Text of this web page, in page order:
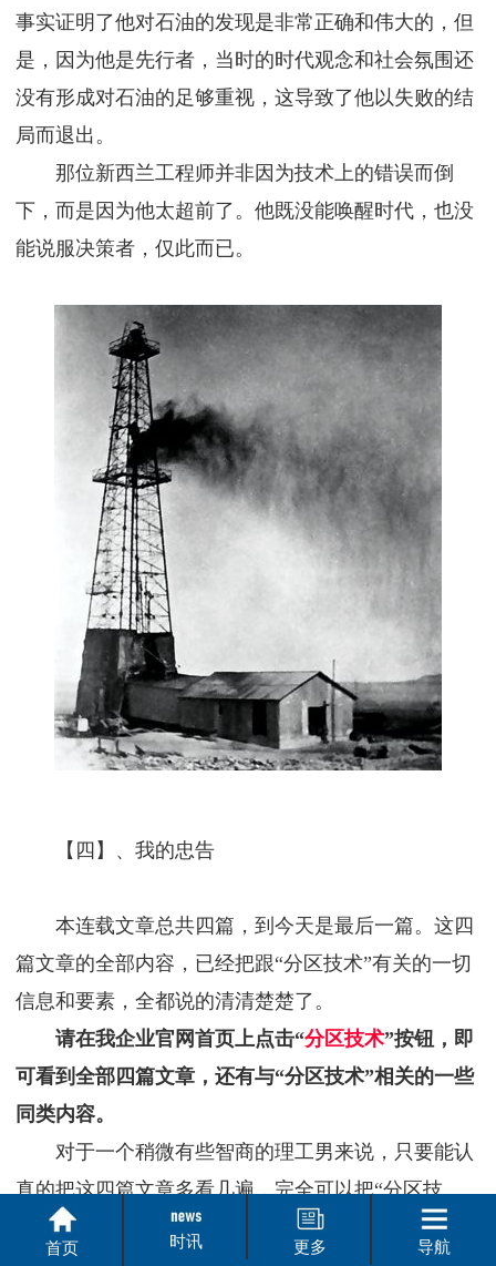
事实证明了他对石油的发现是非常正确和伟大的，但
是，因为他是先行者，当时的时代观念和社会氛围还
没有形成对石油的足够重视，这导致了他以失败的结
局而退出。
那位新西兰工程师并非因为技术上的错误而倒
下，而是因为他太超前了。他既没能唤醒时代，也没
能说服决策者，仅此而已。
【四】、我的忠告
本连载文章总共四篇，到今天是最后一篇。这四
篇文章的全部内容，已经把跟“分区技术”有关的一切
信息和要素，全都说的清清楚楚了。
请在我企业官网首页上点击“分区技术”按钮，即
可看到全部四篇文章，还有与“分区技术”相关的一些
同类内容。
对于一个稍微有些智商的理工男来说，只要能认
真的把这四篇文章多看几遍，完全可以把“分区技
术”的关键奥秘全部搞懂了。
首页 时讯 更多 导航